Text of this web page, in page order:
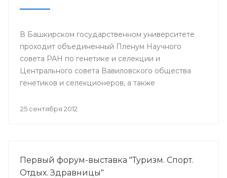
В Башкирском государственном университете
проходит объединенный Пленум Научного
совета РАН по генетике и селекции и
Центрального совета Вавиловского общества
генетиков и селекционеров, а также
ученых «Актуальные проблемы генетики
25 сентября 2012
Первый форум-выставка "Туризм. Спорт.
Отдых. Здравницы"